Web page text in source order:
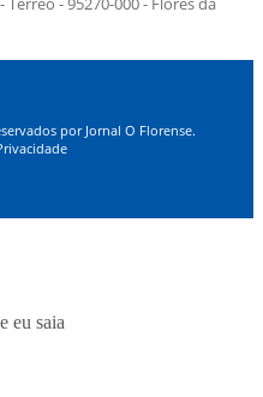
por Jornal O Florense.
eu saia